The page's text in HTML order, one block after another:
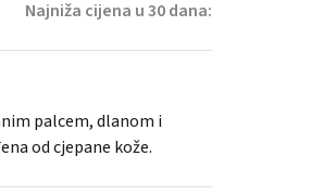
Najniža cijena u 30 dana:
palcem, dlanom i
od cjepane kože.